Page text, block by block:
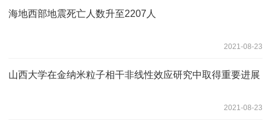
海地西部地震死亡人数升至2207人
2021-08-23
山西大学在金纳米粒子相干非线性效应研究中取得重要进展
2021-08-23